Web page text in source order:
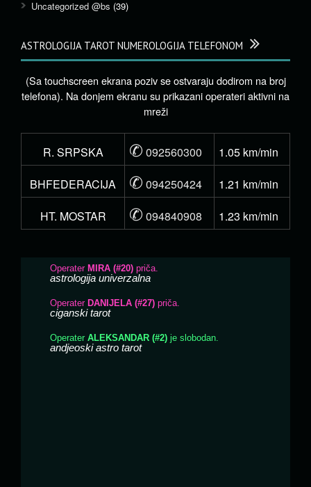
Uncategorized @bs (39)
ASTROLOGIJA TAROT NUMEROLOGIJA TELEFONOM
(Sa touchscreen ekrana poziv se ostvaraju dodirom na broj
telefona). Na donjem ekranu su prikazani operateri aktivni na
mreži
R. SRPSKA ✆ 092560300
1.05 km/min
BHFEDERACIJA
✆ 094250424
1.21 km/min
HT. MOSTAR
✆ 094840908 1.23 km/min